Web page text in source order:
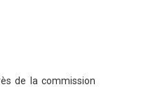
de la commission